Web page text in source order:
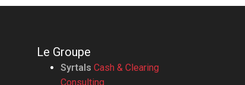
Le Groupe
Syrtals Cash & Clearing
Consulting